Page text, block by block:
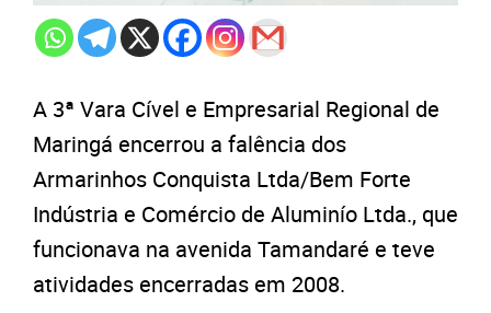
A 3ª Vara Cível e Empresarial Regional de
Maringá encerrou a falência dos
Armarinhos Conquista Ltda/Bem Forte
Indústria e Comércio de Aluminío Ltda., que
funcionava na avenida Tamandaré e teve
atividades encerradas em 2008.